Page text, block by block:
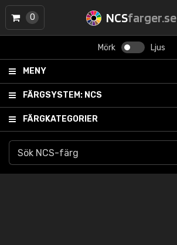
NCSfarger.se
Mörk Ljus
MENY
FÄRGSYSTEM: NCS
FÄRGKATEGORIER
0